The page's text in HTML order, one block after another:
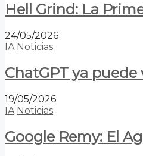
Hell Grind: La
24/05/2026
IA Noticias
ChatGPT ya
19/05/2026
IA Noticias
Google Remy: El